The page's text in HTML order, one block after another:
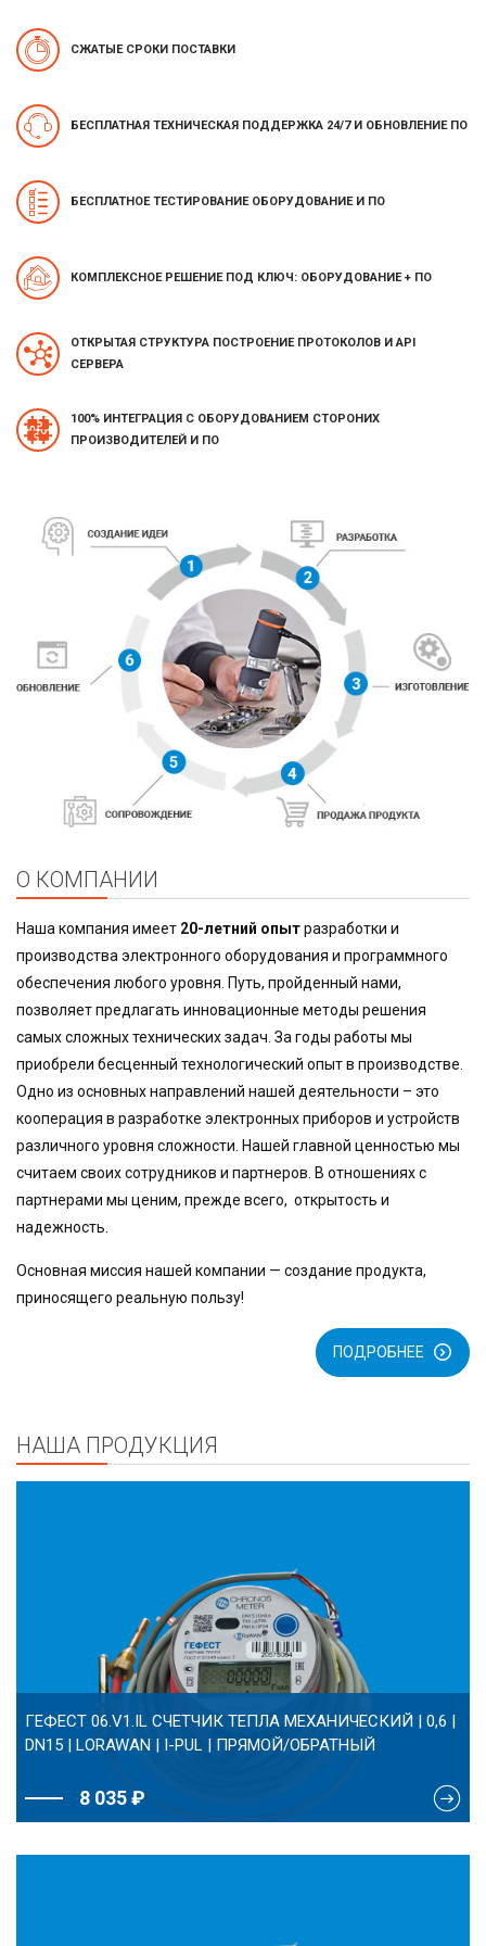
СЖАТЫЕ СРОКИ ПОСТАВКИ
БЕСПЛАТНАЯ ТЕХНИЧЕСКАЯ ПОДДЕРЖКА 24/7 И ОБНОВЛЕНИЕ ПО
БЕСПЛАТНОЕ ТЕСТИРОВАНИЕ ОБОРУДОВАНИЕ И ПО
КОМПЛЕКСНОЕ РЕШЕНИЕ ПОД КЛЮЧ: ОБОРУДОВАНИЕ + ПО
ОТКРЫТАЯ СТРУКТУРА ПОСТРОЕНИЕ ПРОТОКОЛОВ И API
СЕРВЕРА
100% ИНТЕГРАЦИЯ С ОБОРУДОВАНИЕМ СТОРОНИХ
ПРОИЗВОДИТЕЛЕЙ И ПО
О КОМПАНИИ
Наша компания имеет 20-летний опытразработки и
производства электронного оборудования и программного
обеспечения любого уровня. Путь, пройденный нами,
позволяет предлагать инновационные методы решения
самых сложных технических задач. За годы работы мы
приобрели бесценный технологический опыт в производстве.
Одно из основных направлений нашей деятельности – это
кооперация в разработке электронных приборов и устройств
различного уровня сложности. Нашей главной ценностью мы
считаем своих сотрудников и партнеров. В отношениях с
партнерами мы ценим, прежде всего, открытость и
надежность.
Основная миссия нашей компании — создание продукта,
приносящего реальную пользу!
ПОДРОБНЕЕ
НАША ПРОДУКЦИЯ
ГЕФЕСТ 06.V1.IL СЧЕТЧИК ТЕПЛА МЕХАНИЧЕСКИЙ | 0,6 |
DN15 | LORAWAN | I-PUL | ПРЯМОЙ/ОБРАТНЫЙ
8 035 ₽